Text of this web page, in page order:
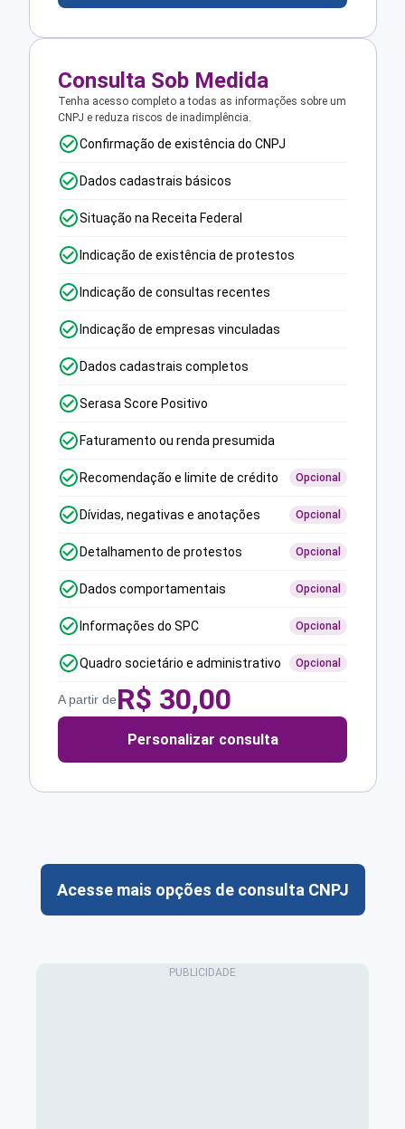
Consulta Sob Medida
Tenha acesso completo a todas as informações sobre um
CNPJ e reduza riscos de inadimplência.
Confirmação de existência do CNPJ
Dados cadastrais básicos
Situação na Receita Federal
Indicação de existência de protestos
Indicação de consultas recentes
Indicação de empresas vinculadas
Dados cadastrais completos
Serasa Score Positivo
Faturamento ou renda presumida
Recomendação e limite de crédito Opcional
Dívidas, negativas e anotações Opcional
Detalhamento de protestos Opcional
Dados comportamentais Opcional
Informações do SPC Opcional
Quadro societário e administrativo Opcional
A partir deR$ 30,00
Personalizar consulta
Acesse mais opções de consulta CNPJ